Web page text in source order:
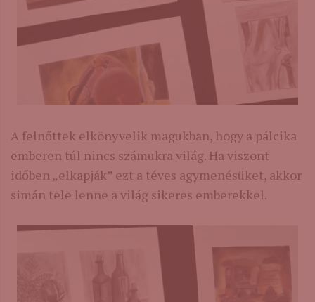
A felnőttek elkönyvelik magukban, hogy a pálcika
emberen túl nincs számukra világ. Ha viszont
időben „elkapják” ezt a téves agymenésüket, akkor
simán tele lenne a világ sikeres emberekkel.